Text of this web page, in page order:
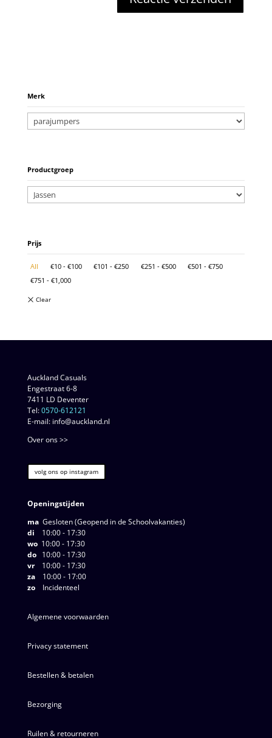
Merk
Productgroep
Prijs
All €10- €100 €101 -€250 €251 - €500 €501 -€750
€751 -€1,000
Auckland Casuals
Engestraat 6-8
7411 LD Deventer
Tel:0570-612121
E-mail: info@auckland.nl
Over ons >>
volg ons op instagram
Openingstijden
maGesloten (Geopend in de Schoolvakanties)
di 10:00 - 17:30
wo10:00 - 17:30
do10:00 - 17:30
vr10:00 - 17:30
za10:00 - 17:00
zoIncidenteel
Algemene voorwaarden
Privacy statement
Bestellen & betalen
Bezorging
Ruilen & retourneren